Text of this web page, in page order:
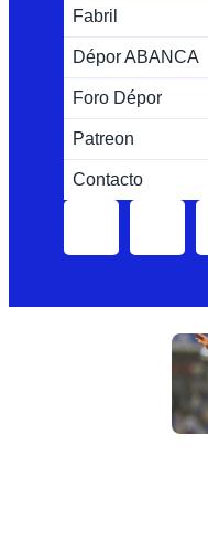
Fabril
Dépor ABANCA
Foro Dépor
Patreon
Contacto